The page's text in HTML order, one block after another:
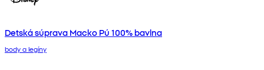
Detská súprava Macko Pú 100% bavlna
body a legíny